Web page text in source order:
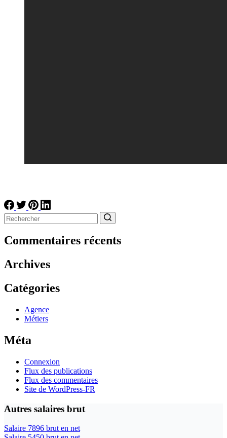
résultat
Commentaires récents
Archives
Catégories
Agence
Métiers
Méta
Connexion
Flux des publications
Flux des commentaires
Site de WordPress-FR
Autres salaires brut
Salaire 7896 brut en net